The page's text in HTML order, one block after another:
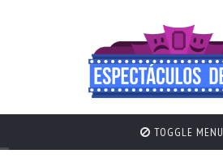
TOGGLE MENU